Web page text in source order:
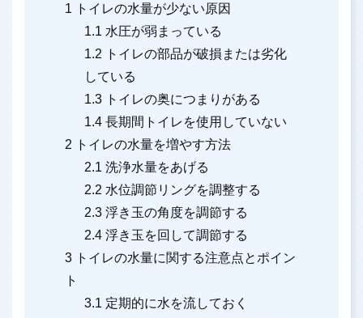
1 トイレの水量が少ない原因
1.1 水圧が弱まっている
1.2 トイレの部品が破損または劣化
している
1.3 トイレの奥につまりがある
1.4 長期間トイレを使用していない
2 トイレの水量を増やす方法
2.1 洗浄水量をあげる
2.2 水位調節リングを調整する
2.3 浮き玉の角度を調節する
2.4 浮き玉を回して調節する
3 トイレの水量に関する注意点とポイン
ト
3.1 定期的に水を流しておく